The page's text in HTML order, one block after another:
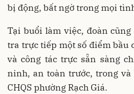
bị động, bất ngờ trong mọi
Tại buổi làm việc, đoàn
tra trực tiếp một số điểm bầu
và công tác trực sẵn sàng
ninh, an toàn trước, trong và
CHQS phường Rạch Giá.